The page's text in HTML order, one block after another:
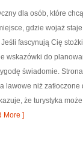
dla osób, które
gdzie wojaż
fascynują Cię
wskazówki do
świadomie.
lawowe niż
że turystyka
More ]